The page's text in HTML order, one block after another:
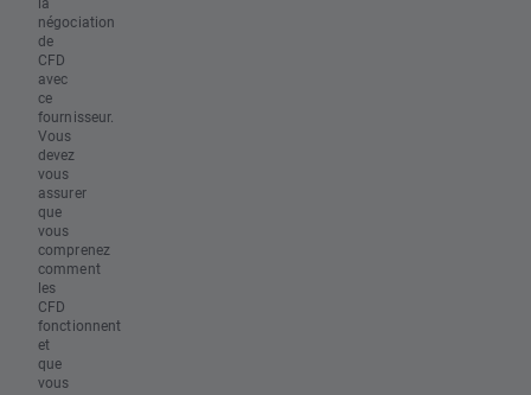
négociation
de
CFD
avec
ce
fournisseur.
Vous
devez
vous
assurer
que
vous
comprenez
comment
les
CFD
fonctionnent
et
que
vous